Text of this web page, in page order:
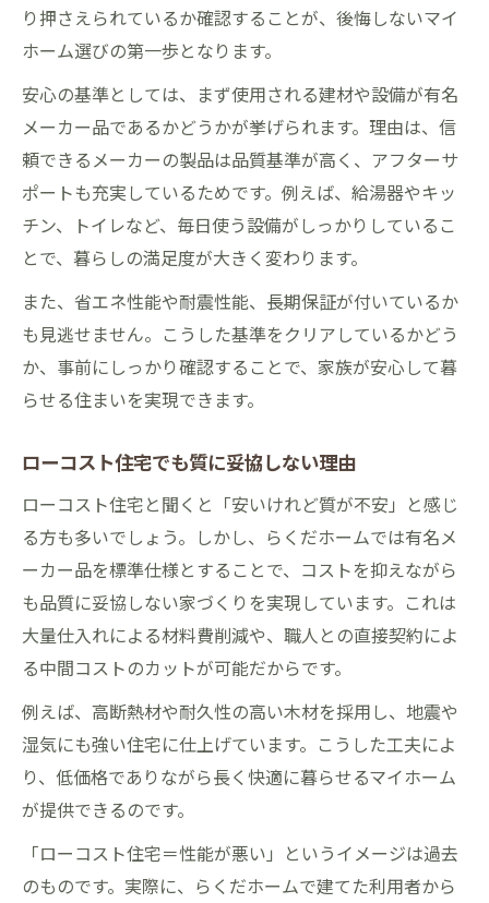
ローコスト住宅でも安心できる設備選び
有名メーカー品採用で省エネも実現
マイホーム検討時に知りたい断熱と耐久性
標準仕様で得られる断熱性の安心ポイント
耐久性も考慮したマイホーム選びの基準
口コミが語る断熱性能の実感と効果
ローコスト住宅の断熱材選定ポイント
実際の声から学ぶ家づくり成功の秘訣
マイホーム購入者の口コミから得る安心感
ローコスト住宅利用者の評価ポイント
家づくり成功談から学ぶ実例紹介
有名メーカー品採用の満足度と信頼性
り押さえられているか確認することが、後悔しないマイ
ホーム選びの第一歩となります。
安心の基準としては、まず使用される建材や設備が有名
メーカー品であるかどうかが挙げられます。理由は、信
頼できるメーカーの製品は品質基準が高く、アフターサ
ポートも充実しているためです。例えば、給湯器やキッ
チン、トイレなど、毎日使う設備がしっかりしているこ
とで、暮らしの満足度が大きく変わります。
また、省エネ性能や耐震性能、長期保証が付いているか
も見逃せません。こうした基準をクリアしているかどう
か、事前にしっかり確認することで、家族が安心して暮
らせる住まいを実現できます。
ローコスト住宅でも質に妥協しない理由
ローコスト住宅と聞くと「安いけれど質が不安」と感じ
る方も多いでしょう。しかし、らくだホームでは有名メ
ーカー品を標準仕様とすることで、コストを抑えながら
も品質に妥協しない家づくりを実現しています。これは
大量仕入れによる材料費削減や、職人との直接契約によ
る中間コストのカットが可能だからです。
例えば、高断熱材や耐久性の高い木材を採用し、地震や
湿気にも強い住宅に仕上げています。こうした工夫によ
り、低価格でありながら長く快適に暮らせるマイホーム
が提供できるのです。
「ローコスト住宅＝性能が悪い」というイメージは過去
のものです。実際に、らくだホームで建てた利用者から